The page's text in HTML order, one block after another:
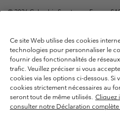
©2026Columbia Sportswear Europe
Garanties Légales
Politique de
Conditions d'utilisation - Membres
Conditions D'utilisation - Contenu
Cookies
Public CBCR
Ce site Web utilise des cookies
technologies pour personnaliser le
fournir des fonctionnalités de
trafic. Veuillez préciser si vous
cookies via les options ci-dessous. Si
cookies strictement nécessaires au
seront tout de même utilisés. Cliquez
consulter notre Déclaration complète
Veuillez sélectionner
votre
Achats en
United States